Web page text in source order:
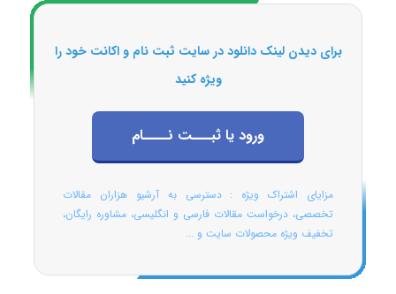
برای دیدن لینک دانلود در سایت ثبت نام و اکانت خود را
ویژه کنید
ورود یا ثبـــت نــــام
مزایای اشتراک ویژه : دسترسی به آرشیو هزاران مقالات
تخصصی، درخواست مقالات فارسی و انگلیسی، مشاوره رایگان،
تخفیف ویژه محصولات سایت و ...